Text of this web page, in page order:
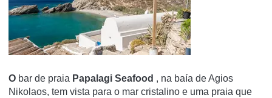
O bar de praia Papalagi Seafood , na baía de Agios
Nikolaos, tem vista para o mar cristalino e uma praia que